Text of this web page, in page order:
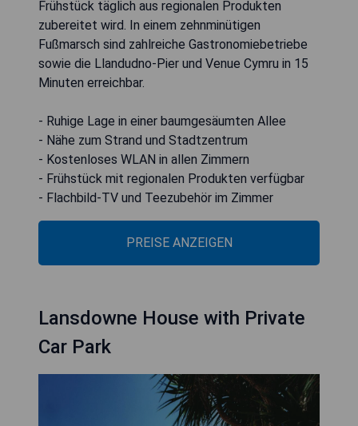
Frühstück täglich aus regionalen Produkten
zubereitet wird. In einem zehnminütigen
Fußmarsch sind zahlreiche Gastronomiebetriebe
sowie die Llandudno-Pier und Venue Cymru in 15
Minuten erreichbar.
- Ruhige Lage in einer baumgesäumten Allee
- Nähe zum Strand und Stadtzentrum
- Kostenloses WLAN in allen Zimmern
- Frühstück mit regionalen Produkten verfügbar
- Flachbild-TV und Teezubehör im Zimmer
PREISE ANZEIGEN
Lansdowne House with Private
Car Park